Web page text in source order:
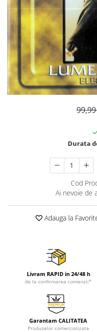
Viniluri Românești
Colecția Electrecord
Durata
Cod
Ai nevoie de
Adauga la
Livram RAPID in 24/48 h
de la confirmarea comenzii*
Garantam CALITATEA
Produselor comercializate